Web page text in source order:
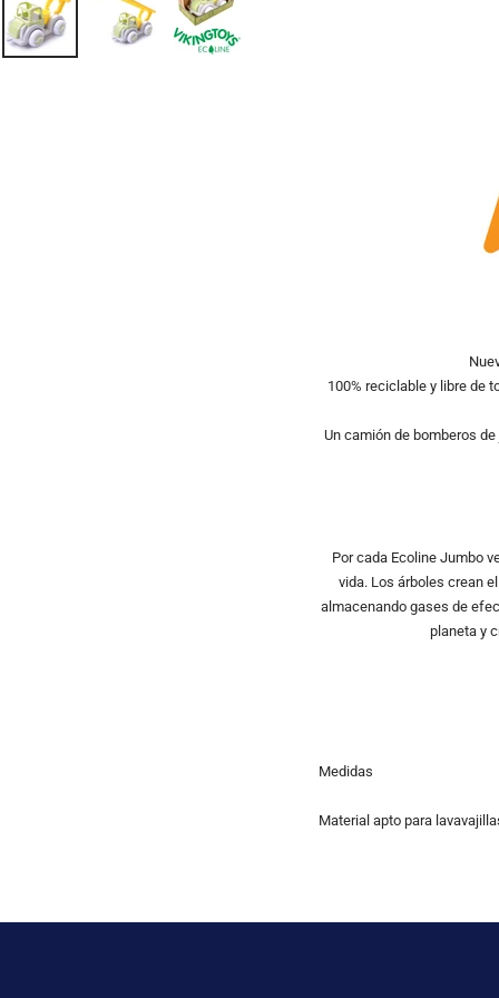
100% reciclable y libre de
Un camión de bomberos
Por cada Ecoline Jumbo
vida. Los árboles crean
almacenando gases de
planeta y
Medidas
Material apto para